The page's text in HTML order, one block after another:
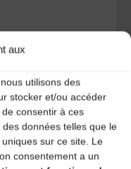
aux
utilisons des
stocker et/ou accéder
consentir à ces
données telles que le
sur ce site. Le
consentement a un
Culture Auvergne
2015 !